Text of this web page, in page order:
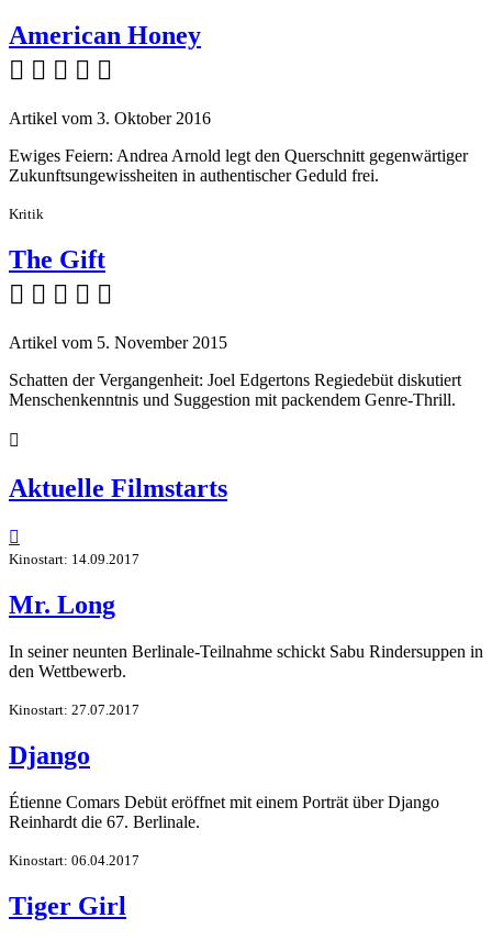
American Honey
    
Artikel vom 3. Oktober 2016
Ewiges Feiern: Andrea Arnold legt den Querschnitt gegenwärtiger
Zukunftsungewissheiten in authentischer Geduld frei.
Kritik
The Gift
    
Artikel vom 5. November 2015
Schatten der Vergangenheit: Joel Edgertons Regiedebüt diskutiert
Menschenkenntnis und Suggestion mit packendem Genre-Thrill.

Aktuelle Filmstarts

Kinostart: 14.09.2017
Mr. Long
In seiner neunten Berlinale-Teilnahme schickt Sabu Rindersuppen in
den Wettbewerb.
Kinostart: 27.07.2017
Django
Étienne Comars Debüt eröffnet mit einem Porträt über Django
Reinhardt die 67. Berlinale.
Kinostart: 06.04.2017
Tiger Girl